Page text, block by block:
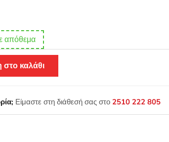
απόθεμα
καλάθι
Είμαστε στη διάθεσή σας στο 2510 222 805